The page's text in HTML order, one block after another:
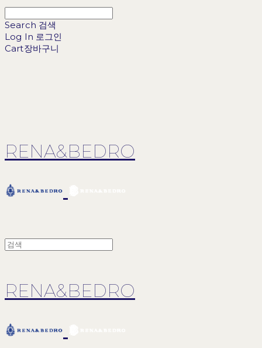
Search 검색
Log In 로그인
Cart장바구니
RENA&BEDRO
RENA&BEDRO